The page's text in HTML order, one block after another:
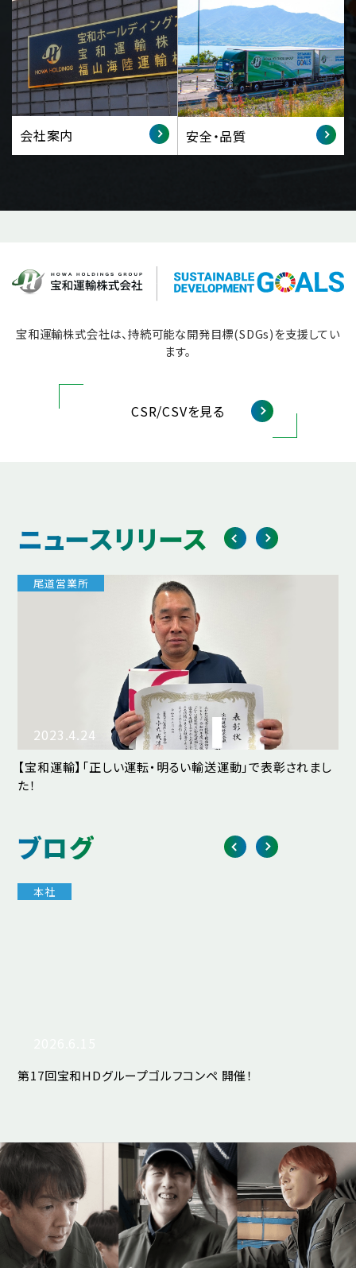
会社案内 安全・品質
宝和運輸株式会社は、持続可能な開発目標(SDGs)を支援してい
ます。
CSR/CSVを見る
ニュースリリース
2023.4.24
尾道営業所
【宝和運輸】「正しい運転・明るい輸送運動」で表彰されまし
た！
ブログ
本社
第17回宝和HDグループゴルフコンペ 開催！